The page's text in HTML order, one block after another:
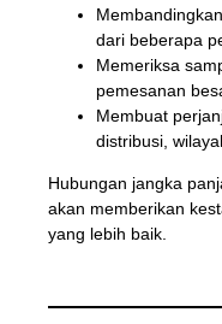
dari beberapa
Memeriksa
pemesanan
Membuat
distribusi,
Hubungan jangka
akan memberikan
yang lebih baik.